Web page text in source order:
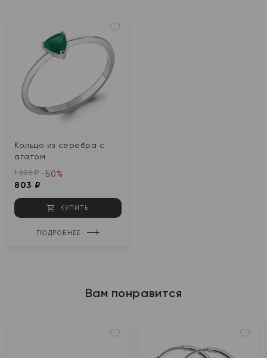
Кольцо из серебра с
агатом
1 606 ₽
803 ₽
-50%
КУПИТЬ
ПОДРОБНЕЕ
Вам понравится